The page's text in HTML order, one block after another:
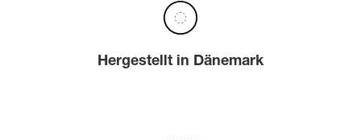
Hergestellt in Dänemark